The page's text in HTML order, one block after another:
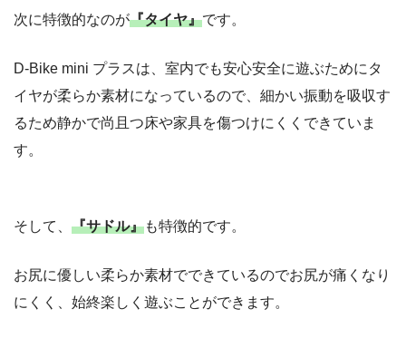
次に特徴的なのが『タイヤ』です。
D-Bike mini プラスは、室内でも安心安全に遊ぶためにタ
イヤが柔らか素材になっているので、細かい振動を吸収す
るため静かで尚且つ床や家具を傷つけにくくできていま
す。
そして、 『サドル』も特徴的です。
お尻に優しい柔らか素材でできているのでお尻が痛くなり
にくく、始終楽しく遊ぶことができます。